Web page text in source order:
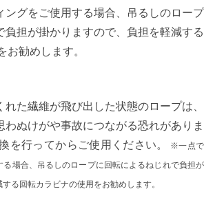
グをご使用する場合、吊るしのロープ
負担が掛かりますので、負担を軽減する
お勧めします。
た繊維が飛び出した状態のロープは、
わぬけがや事故につながる恐れがありま
を行ってからご使用ください。
※一点で
る場合、吊るしのロープに回転によるねじれで負担が
る回転カラビナの使用をお勧めします。